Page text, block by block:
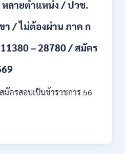
หลายตำแหน่ง / ปวช.
า / ไม่ต้องผ่าน ภาค ก
– 28780 / สมัคร
มัครสอบเป็นข้าราชการ 56
นคร